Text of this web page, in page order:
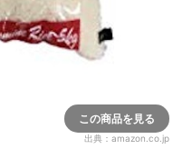
この商品を見る
出典： amazon.co.jp